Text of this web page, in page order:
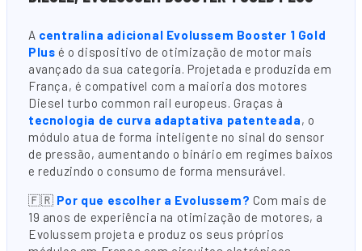
A centralina adicional Evolussem Booster 1 Gold
Plus é o dispositivo de otimização de motor mais
avançado da sua categoria. Projetada e produzida em
França, é compatível com a maioria dos motores
Diesel turbo common rail europeus. Graças à
tecnologia de curva adaptativa patenteada, o
módulo atua de forma inteligente no sinal do sensor
de pressão, aumentando o binário em regimes baixos
e reduzindo o consumo de forma mensurável.
🇫🇷 Por que escolher a Evolussem? Com mais de
19 anos de experiência na otimização de motores, a
Evolussem projeta e produz os seus próprios